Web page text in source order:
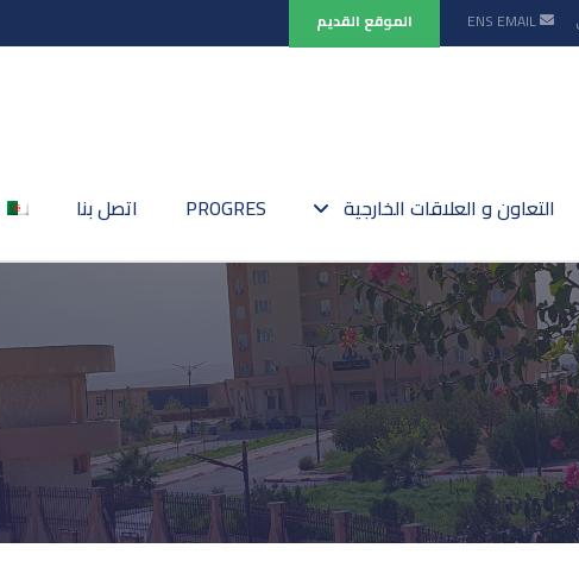
EMAIL
ENS الموقع القديم
التعاون و العلاقات الخارجية PROGRES اتصل بنا